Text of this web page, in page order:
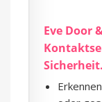
Eve Door